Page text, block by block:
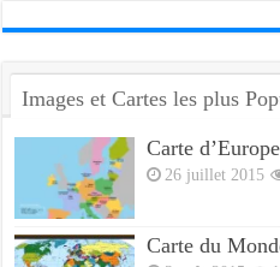
Images et Cartes les plus
Carte
26 juillet 2015
Carte du